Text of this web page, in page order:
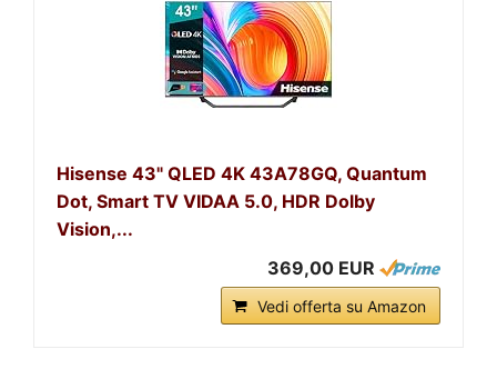
Hisense 43" QLED 4K 43A78GQ, Quantum
Dot, Smart TV VIDAA 5.0, HDR Dolby
Vision,...
369,00 EUR
Vedi offerta su Amazon